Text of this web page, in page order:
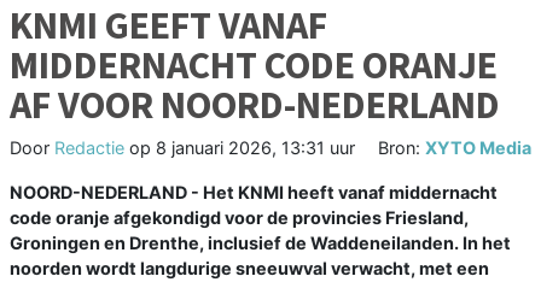
KNMI GEEFT VANAF
MIDDERNACHT CODE ORANJE
AF VOOR NOORD-NEDERLAND
Door Redactie op 8 januari 2026, 13:31 uur Bron: XYTO Media
NOORD-NEDERLAND - Het KNMI heeft vanaf middernacht
code oranje afgekondigd voor de provincies Friesland,
Groningen en Drenthe, inclusief de Waddeneilanden. In het
noorden wordt langdurige sneeuwval verwacht, met een